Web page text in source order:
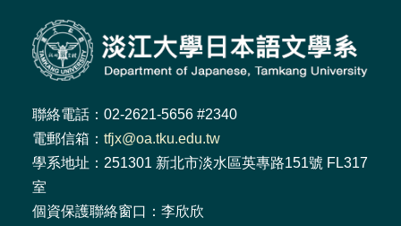
聯絡電話：02-2621-5656 #2340
電郵信箱： tfjx@oa.tku.edu.tw
學系地址：251301 新北市淡水區英專路151號 FL317
室
個資保護聯絡窗口：李欣欣